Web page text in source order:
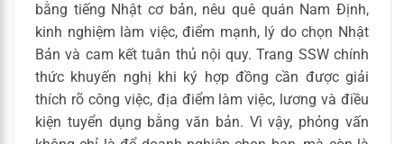
bằng tiếng Nhật cơ bản, nêu quê quán Nam Định,
kinh nghiệm làm việc, điểm mạnh, lý do chọn Nhật
Bản và cam kết tuân thủ nội quy. Trang SSW chính
thức khuyến nghị khi ký hợp đồng cần được giải
thích rõ công việc, địa điểm làm việc, lương và điều
kiện tuyển dụng bằng văn bản. Vì vậy, phỏng vấn